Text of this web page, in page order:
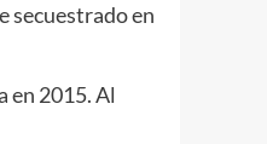
secuestrado en
en 2015. Al